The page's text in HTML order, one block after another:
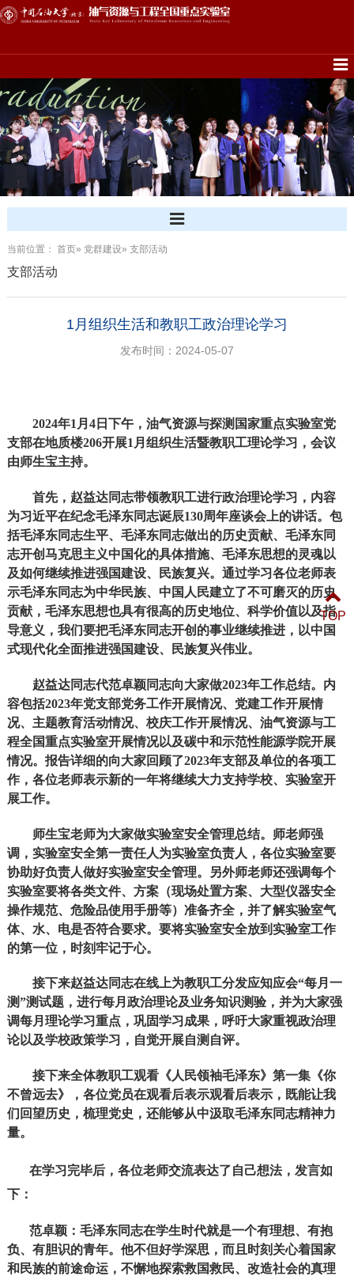
当前位置： 首页» 党群建设» 支部活动
支部活动
1月组织生活和教职工政治理论学习
发布时间：2024-05-07
2024年1月4日下午，油气资源与探测国家重点实验室党
支部在地质楼206开展1月组织生活暨教职工理论学习，会议
由师生宝主持。
首先，赵益达同志带领教职工进行政治理论学习，内容
为习近平在纪念毛泽东同志诞辰130周年座谈会上的讲话。包
括毛泽东同志生平、毛泽东同志做出的历史贡献、毛泽东同
志开创马克思主义中国化的具体措施、毛泽东思想的灵魂以
及如何继续推进强国建设、民族复兴。通过学习各位老师表
示毛泽东同志为中华民族、中国人民建立了不可磨灭的历史
贡献，毛泽东思想也具有很高的历史地位、科学价值以及指
导意义，我们要把毛泽东同志开创的事业继续推进，以中国
式现代化全面推进强国建设、民族复兴伟业。
赵益达同志代范卓颖同志向大家做2023年工作总结。内
容包括2023年党支部党务工作开展情况、党建工作开展情
况、主题教育活动情况、校庆工作开展情况、油气资源与工
程全国重点实验室开展情况以及碳中和示范性能源学院开展
情况。报告详细的向大家回顾了2023年支部及单位的各项工
作，各位老师表示新的一年将继续大力支持学校、实验室开
展工作。
师生宝老师为大家做实验室安全管理总结。师老师强
调，实验室安全第一责任人为实验室负责人，各位实验室要
协助好负责人做好实验室安全管理。另外师老师还强调每个
实验室要将各类文件、方案（现场处置方案、大型仪器安全
操作规范、危险品使用手册等）准备齐全，并了解实验室气
体、水、电是否符合要求。要将实验室安全放到实验室工作
的第一位，时刻牢记于心。
接下来赵益达同志在线上为教职工分发应知应会“每月一
测”测试题，进行每月政治理论及业务知识测验，并为大家强
调每月理论学习重点，巩固学习成果，呼吁大家重视政治理
论以及学校政策学习，自觉开展自测自评。
接下来全体教职工观看《人民领袖毛泽东》第一集《你
不曾远去》，各位党员在观看后表示观看后表示，既能让我
们回望历史，梳理党史，还能够从中汲取毛泽东同志精神力
量。
在学习完毕后，各位老师交流表达了自己想法，发言如
下：
范卓颖：毛泽东同志在学生时代就是一个有理想、有抱
负、有胆识的青年。他不但好学深思，而且时刻关心着国家
和民族的前途命运，不懈地探索救国救民、改造社会的真理
TOP